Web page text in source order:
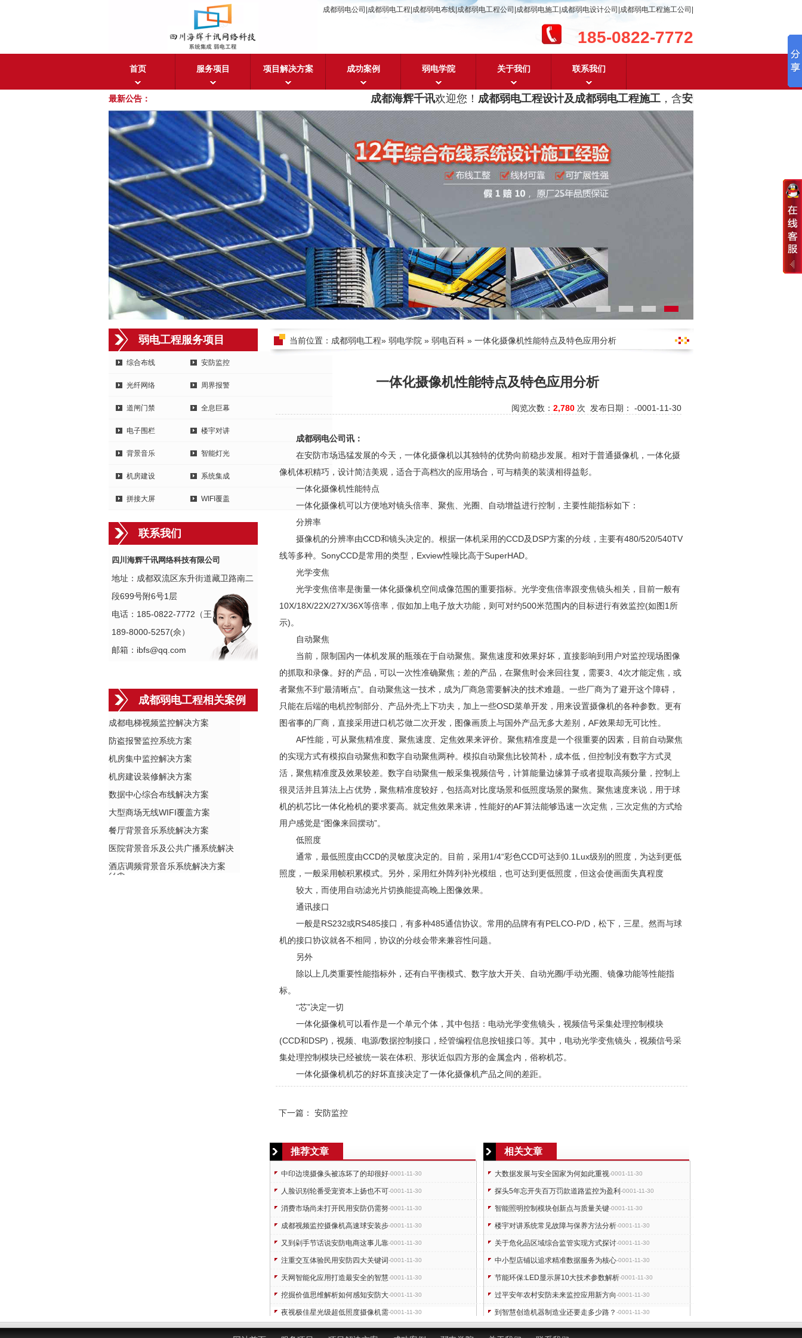
成都弱电公司|成都弱电工程|成都弱电布线|成都弱电工程公司|成都弱电施工|成都弱电设计公司|成都弱电工程施工公司|
185-0822-7772
首页 服务项目 项目解决方案 成功案例 弱电学院 关于我们 联系我们
最新公告： 成都海辉千讯欢迎您！成都弱电工程设计及成都弱电工程施工，含 安防监控，系统集成，综
弱电工程服务项目
综合布线 安防监控
光纤网络 周界报警
道闸门禁 全息巨幕
电子围栏 楼宇对讲
背景音乐 智能灯光
机房建设 系统集成
拼接大屏 WIFI覆盖
联系我们
四川海辉千讯网络科技有限公司
地址：成都双流区东升街道藏卫路南二
段699号附6号1层
电话：185-0822-7772（王）
189-8000-5257(佘）
邮箱：ibfs@qq.com
成都弱电工程相关案例
成都电梯视频监控解决方案
防盗报警监控系统方案
机房集中监控解决方案
机房建设装修解决方案
数据中心综合布线解决方案
大型商场无线WIFI覆盖方案
餐厅背景音乐系统解决方案
医院背景音乐及公共广播系统解决
方案
酒店调频背景音乐系统解决方案
当前位置： 成都弱电工程» 弱电学院 » 弱电百科 » 一体化摄像机性能特点及特色应用分析
一体化摄像机性能特点及特色应用分析
阅览次数： 2,780 次 发布日期： -0001-11-30
成都弱电公司讯：
在安防市场迅猛发展的今天，一体化摄像机以其独特的优势向前稳步发展。相对于普通摄像机，一体化摄
像机体积精巧，设计简洁美观，适合于高档次的应用场合，可与精美的装潢相得益彰。
一体化摄像机性能特点
一体化摄像机可以方便地对镜头倍率、聚焦、光圈、自动增益进行控制，主要性能指标如下：
分辨率
摄像机的分辨率由CCD和镜头决定的。根据一体机采用的CCD及DSP方案的分歧，主要有480/520/540TV
线等多种。SonyCCD是常用的类型，Exview性噪比高于SuperHAD。
光学变焦
光学变焦倍率是衡量一体化摄像机空间成像范围的重要指标。光学变焦倍率跟变焦镜头相关，目前一般有
10X/18X/22X/27X/36X等倍率，假如加上电子放大功能，则可对约500米范围内的目标进行有效监控(如图1所
示)。
自动聚焦
当前，限制国内一体机发展的瓶颈在于自动聚焦。聚焦速度和效果好坏，直接影响到用户对监控现场图像
的抓取和录像。好的产品，可以一次性准确聚焦；差的产品，在聚焦时会来回往复，需要3、4次才能定焦，或
者聚焦不到“最清晰点”。自动聚焦这一技术，成为厂商急需要解决的技术难题。一些厂商为了避开这个障碍，
只能在后端的电机控制部分、产品外壳上下功夫，加上一些OSD菜单开发，用来设置摄像机的各种参数。更有
图省事的厂商，直接采用进口机芯做二次开发，图像画质上与国外产品无多大差别，AF效果却无可比性。
AF性能，可从聚焦精准度、聚焦速度、定焦效果来评价。聚焦精准度是一个很重要的因素，目前自动聚焦
的实现方式有模拟自动聚焦和数字自动聚焦两种。模拟自动聚焦比较简朴，成本低，但控制没有数字方式灵
活，聚焦精准度及效果较差。数字自动聚焦一般采集视频信号，计算能量边缘算子或者提取高频分量，控制上
很灵活并且算法上占优势，聚焦精准度较好，包括高对比度场景和低照度场景的聚焦。聚焦速度来说，用于球
机的机芯比一体化枪机的要求要高。就定焦效果来讲，性能好的AF算法能够迅速一次定焦，三次定焦的方式给
用户感觉是“图像来回摆动”。
低照度
通常，最低照度由CCD的灵敏度决定的。目前，采用1/4“彩色CCD可达到0.1Lux级别的照度，为达到更低
照度，一般采用帧积累模式。另外，采用红外阵列补光模组，也可达到更低照度，但这会使画面失真程度
较大，而使用自动滤光片切换能提高晚上图像效果。
通讯接口
一般是RS232或RS485接口，有多种485通信协议。常用的品牌有有PELCO-P/D，松下，三星。然而与球
机的接口协议就各不相同，协议的分歧会带来兼容性问题。
另外
除以上几类重要性能指标外，还有白平衡模式、数字放大开关、自动光圈/手动光圈、镜像功能等性能指
标。
“芯”决定一切
一体化摄像机可以看作是一个单元个体，其中包括：电动光学变焦镜头，视频信号采集处理控制模块
(CCD和DSP)，视频、电源/数据控制接口，经管编程信息按钮接口等。其中，电动光学变焦镜头，视频信号采
集处理控制模块已经被统一装在体积、形状近似四方形的金属盒内，俗称机芯。
一体化摄像机机芯的好坏直接决定了一体化摄像机产品之间的差距。
下一篇： 安防监控
推荐文章
中印边境摄像头被冻坏了的却很好-0001-11-30
人脸识别轮番受宠资本上扬也不可-0001-11-30
消费市场尚未打开民用安防仍需努-0001-11-30
成都视频监控摄像机高速球安装步-0001-11-30
又到剁手节话说安防电商这事儿靠-0001-11-30
注重交互体验民用安防四大关键词-0001-11-30
天网智能化应用打造最安全的智慧-0001-11-30
挖掘价值思维解析如何感知安防大-0001-11-30
夜视极佳星光级超低照度摄像机需-0001-11-30
一点都不怕!头骨做密码独一无二-0001-11-30
相关文章
大数据发展与安全国家为何如此重视-0001-11-30
探头5年忘开失百万罚款道路监控为盈利 -0001-11-30
智能照明控制模块创新点与质量关键-0001-11-30
楼宇对讲系统常见故障与保养方法分析-0001-11-30
关于危化品区域综合监管实现方式探讨-0001-11-30
中小型店铺以追求精准数据服务为核心-0001-11-30
节能环保:LED显示屏10大技术参数解析-0001-11-30
过平安年农村安防未来监控应用新方向-0001-11-30
到智慧创造机器制造业还要走多少路？ -0001-11-30
监狱安防：技防高标准HOLD住监狱大门-0001-11-30